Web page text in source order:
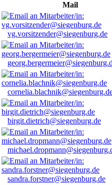
Mail
vg.vorsitzender@siegenburg.de
birgit.dietrich@siegenburg.de
sandra.forstner@siegenburg.de